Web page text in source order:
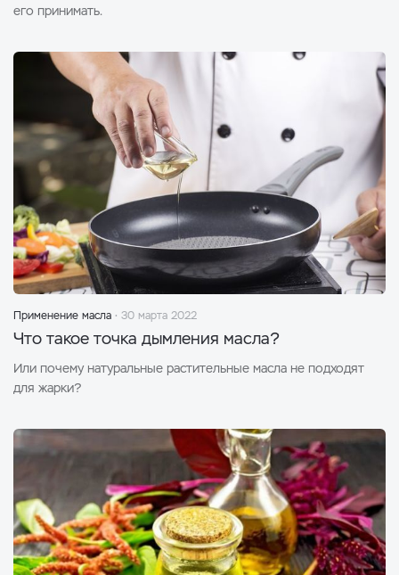
его принимать.
Применение масла 30 марта 2022
Что такое точка дымления масла?
Или почему натуральные растительные масла не подходят
для жарки?